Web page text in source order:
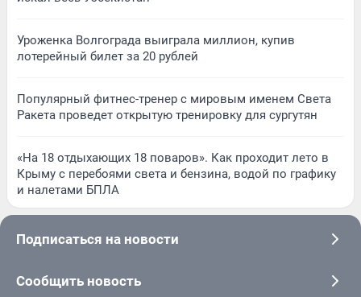
Уроженка Волгограда выиграла миллион, купив
лотерейный билет за 20 рублей
Популярный фитнес-тренер с мировым именем Света
Ракета проведет открытую тренировку для сургутян
«На 18 отдыхающих 18 поваров». Как проходит лето в
Крыму с перебоями света и бензина, водой по графику
и налетами БПЛА
Подписаться на новости
Сообщить новость